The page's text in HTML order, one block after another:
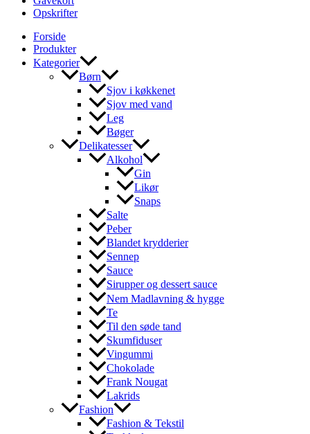
Opskrifter
Forside
Produkter
Kategorier
Børn
Sjov i køkkenet
Sjov med vand
Leg
Bøger
Delikatesser
Alkohol
Gin
Likør
Snaps
Salte
Peber
Blandet krydderier
Sennep
Sauce
Sirupper og dessert sauce
Nem Madlavning & hygge
Te
Til den søde tand
Skumfiduser
Vingummi
Chokolade
Frank Nougat
Lakrids
Fashion
Fashion & Tekstil